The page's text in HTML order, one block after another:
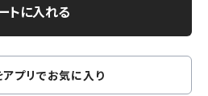
トに入れる
プリでお気に入り